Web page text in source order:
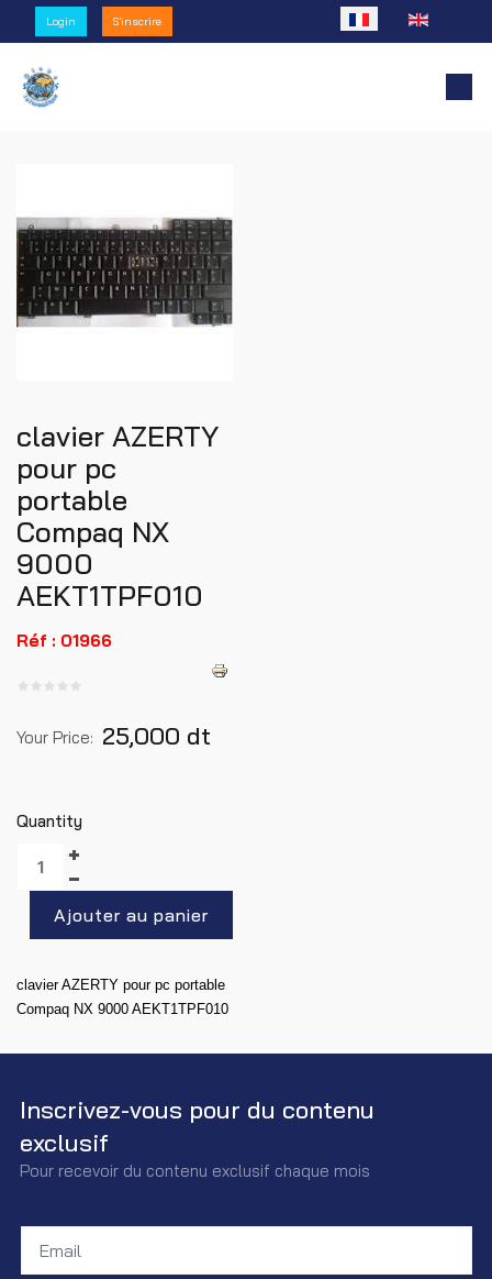
Login S'inscrire Sélectionnez votre
clavier AZERTY
pour pc
portable
Compaq NX
9000
AEKT1TPF010
Réf : 01966
Your Price: 25,000 dt
Quantity
clavier AZERTY pour pc portable
Compaq NX 9000 AEKT1TPF010
Inscrivez-vous pour du contenu
exclusif
Pour recevoir du contenu exclusif chaque mois